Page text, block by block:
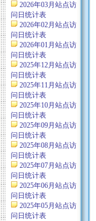
2026年03月站点访
问日统计表
2026年02月站点访
问日统计表
2026年01月站点访
问日统计表
2025年12月站点访
问日统计表
2025年11月站点访
问日统计表
2025年10月站点访
问日统计表
2025年09月站点访
问日统计表
2025年08月站点访
问日统计表
2025年07月站点访
问日统计表
2025年06月站点访
问日统计表
2025年05月站点访
问日统计表